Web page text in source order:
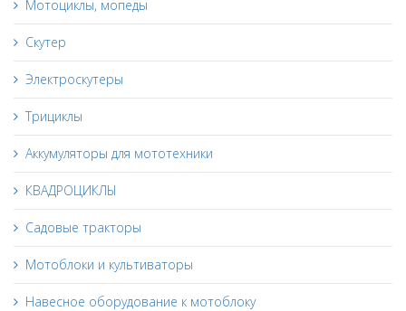
Мотоциклы, мопеды
Скутер
Электроскутеры
Трициклы
Аккумуляторы для мототехники
КВАДРОЦИКЛЫ
Садовые тракторы
Мотоблоки и культиваторы
Навесное оборудование к мотоблоку